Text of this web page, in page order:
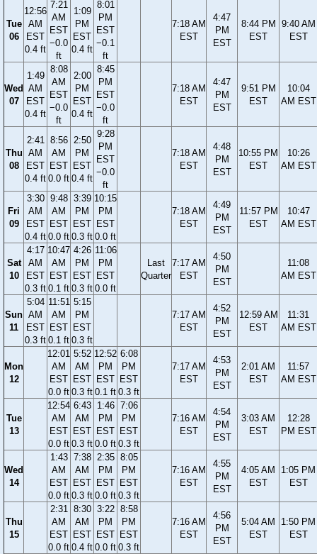
Tue
06
12:56
AM
EST
0.4 ft
7:21
AM
EST
−0.0
ft
1:09
PM
EST
0.4 ft
8:01
PM
EST
−0.1
ft
7:18 AM
EST
4:47
PM
EST
8:44 PM
EST
9:40 AM
EST
Wed
07
1:49
AM
EST
0.4 ft
8:08
AM
EST
−0.0
ft
2:00
PM
EST
0.4 ft
8:45
PM
EST
−0.0
ft
7:18 AM
EST
4:47
PM
EST
9:51 PM
EST
10:04
AM EST
Thu
08
2:41
AM
EST
0.4 ft
8:56
AM
EST
0.0 ft
2:50
PM
EST
0.4 ft
9:28
PM
EST
−0.0
ft
7:18 AM
EST
4:48
PM
EST
10:55 PM
EST
10:26
AM EST
Fri
09
3:30
AM
EST
0.4 ft
9:48
AM
EST
0.0 ft
3:39
PM
EST
0.3 ft
10:15
PM
EST
0.0 ft
7:18 AM
EST
4:49
PM
EST
11:57 PM
EST
10:47
AM EST
Sat
10
4:17
AM
EST
0.3 ft
10:47
AM
EST
0.1 ft
4:26
PM
EST
0.3 ft
11:06
PM
EST
0.0 ft
Last
Quarter
7:17 AM
EST
4:50
PM
EST
11:08
AM EST
Sun
11
5:04
AM
EST
0.3 ft
11:51
AM
EST
0.1 ft
5:15
PM
EST
0.3 ft
7:17 AM
EST
4:52
PM
EST
12:59 AM
EST
11:31
AM EST
Mon
12
12:01
AM
EST
0.0 ft
5:52
AM
EST
0.3 ft
12:52
PM
EST
0.1 ft
6:08
PM
EST
0.3 ft
7:17 AM
EST
4:53
PM
EST
2:01 AM
EST
11:57
AM EST
Tue
13
12:54
AM
EST
0.0 ft
6:43
AM
EST
0.3 ft
1:46
PM
EST
0.0 ft
7:06
PM
EST
0.3 ft
7:16 AM
EST
4:54
PM
EST
3:03 AM
EST
12:28
PM EST
Wed
14
1:43
AM
EST
0.0 ft
7:38
AM
EST
0.3 ft
2:35
PM
EST
0.0 ft
8:05
PM
EST
0.3 ft
7:16 AM
EST
4:55
PM
EST
4:05 AM
EST
1:05 PM
EST
Thu
15
2:31
AM
EST
0.0 ft
8:30
AM
EST
0.4 ft
3:22
PM
EST
0.0 ft
8:58
PM
EST
0.3 ft
7:16 AM
EST
4:56
PM
EST
5:04 AM
EST
1:50 PM
EST